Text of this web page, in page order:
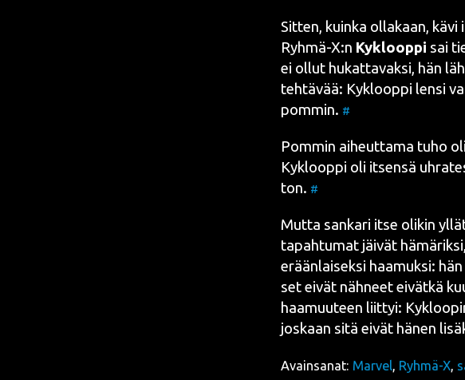
Sit­ten, kuin­ka olla­kaan,
Ryhmä-X:n Kykloop­pi sai
ei ollut hukat­ta­vak­si, hän
teh­tä­vää: Kykloop­pi len­si
pom­min. #
Pom­min aiheut­ta­ma tuho
Kykloop­pi oli itsen­sä
ton. #
Mut­ta san­ka­ri itse oli­kin
tapah­tu­mat jäi­vät
erään­lai­sek­si haa­muk­si:
set eivät näh­neet eivät­kä
haa­muu­teen liit­tyi:
jos­kaan sitä eivät hänen
Avainsanat: Marvel, Ryhmä-X,